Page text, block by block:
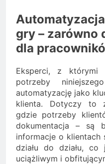
gry – zarówno
dla
Eksperci, z którymi
potrzeby
automatyzację jako
klienta. Dotyczy to
gdzie potrzeby
dokumentacja – są
informacje o klientach
działu do działu, co
uciążliwym i